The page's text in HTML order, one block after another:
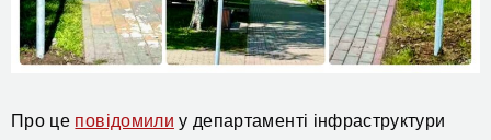
Про це повідомили у департаменті інфраструктури